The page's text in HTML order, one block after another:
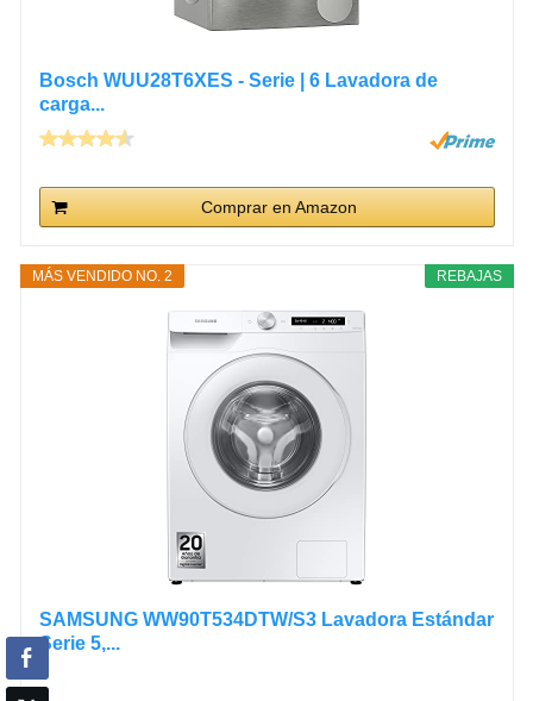
Bosch WUU28T6XES - Serie | 6 Lavadora de
carga...
Comprar en Amazon
REBAJAS
MÁS VENDIDO NO. 2
SAMSUNG WW90T534DTW/S3 Lavadora Estándar
Serie 5,...